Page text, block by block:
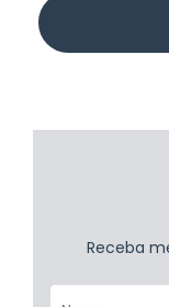
Receba